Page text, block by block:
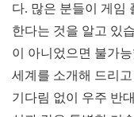
다. 많은 분들이 게임
한다는 것을 알고 있
이 아니었으면 불가
세계를 소개해 드리
기다림 없이 우주 반